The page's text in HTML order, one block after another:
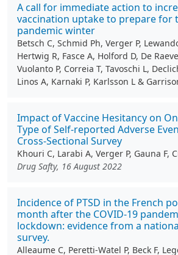
A call for immediate action to
vaccination uptake to prepare for
pandemic winter
Betsch C, Schmid Ph, Verger P,
Hertwig R, Fasce A, Holford D, De
Vuolanto P, Correia T, Tavoschi L,
Linos A, Karnaki P, Karlsson L &
Impact of Vaccine Hesitancy on
Type of Self-reported Adverse
Cross-Sectional Survey
Khouri C, Larabi A, Verger P, Gauna F,
Drug Safty, 16 August 2022
Incidence of PTSD in the French
month after the COVID-19
lockdown: evidence from a
survey.
Alleaume C, Peretti-Watel P, Beck F,